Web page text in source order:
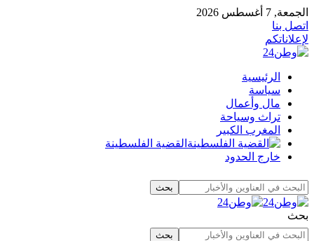
الجمعة, 7 أغسطس 2026
اتصل بنا
لإعلاناتكم
الرئيسية
سياسة
مال وأعمال
تراث وسياحة
المغرب الكبير
القضية الفلسطينة
خارج الحدود
بحث